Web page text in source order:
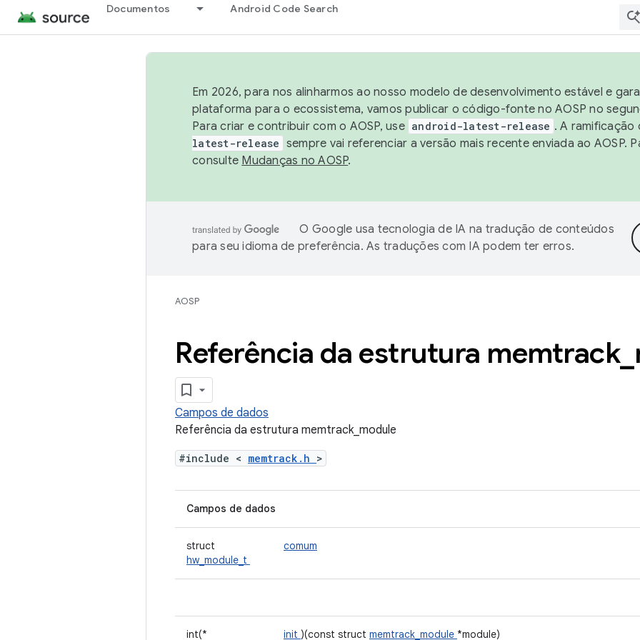
Documentos Android Code Search
Em 2026, para nos alinharmos ao nosso modelo de desenvolvimento estável e
plataforma para o ecossistema, vamos publicar o código-fonte no AOSP no
Para criar e contribuir com o AOSP, use android-latest-release . A ramificação
latest-release sempre vai referenciar a versão mais recente enviada ao AOSP.
consulte Mudanças no AOSP.
O Google usa tecnologia de IA na tradução de conteúdos
para seu idioma de preferência. As traduções com IA podem ter erros.
AOSP
Referência da estrutura memtrack_
Campos de dados
Referência da estrutura memtrack_module
#include < memtrack.h >
Campos de dados
struct
hw_module_t
comum
int(* init )(const struct memtrack_module *module)